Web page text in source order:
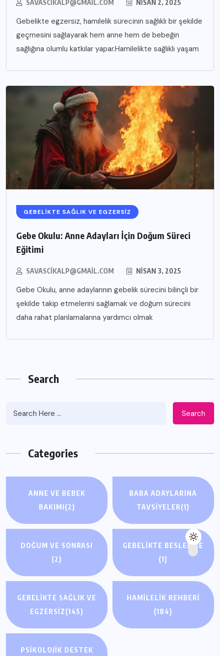
SAVASCIKALP@GMAIL.COM NISAN 2, 2025
Gebelikte egzersiz, hamilelik sürecinin sağlıklı bir şekilde
geçmesini sağlayarak hem anne hem de bebeğin
sağlığına olumlu katkılar yapar.Hamilelikte sağlıklı yaşam
GEBELIKTE SAĞLIK VE EGZERSIZ
Gebe Okulu: Anne Adayları İçin Doğum Süreci
Eğitimi
SAVASCIKALP@GMAIL.COM NISAN 3, 2025
Gebe Okulu, anne adaylarının gebelik sürecini bilinçli bir
şekilde takip etmelerini sağlamak ve doğum sürecini
daha rahat planlamalarına yardımcı olmak
Search
Search
Categories
ANNE VE BEBEK
BAKIMI(2)
BABA ADAYLARINA
TAVSIYELER(1)
DOĞUM VE SONRASI
(2)
GEBELIKTE BESLENME
(1)
GEBELIKTE SAĞLIK VE
EGZERSIZ(145)
HAMILELIK REHBERI
(184)
PSIKOLOJIK DESTEK